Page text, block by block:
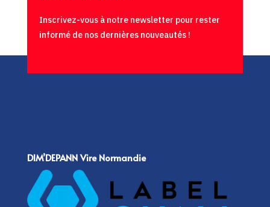
Inscrivez-vous à notre newsletter pour rester
informé de nos dernières nouveautés !
DIM’DEPANN Vire Normandie